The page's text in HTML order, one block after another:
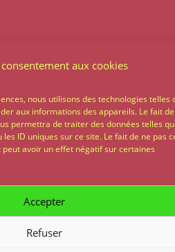
aux cookies
nous utilisons des technologies telles
aux informations des appareils. Le fait de
permettra de traiter des données telles
ID uniques sur ce site. Le fait de ne pas
avoir un effet négatif sur certaines
Accepter
Refuser